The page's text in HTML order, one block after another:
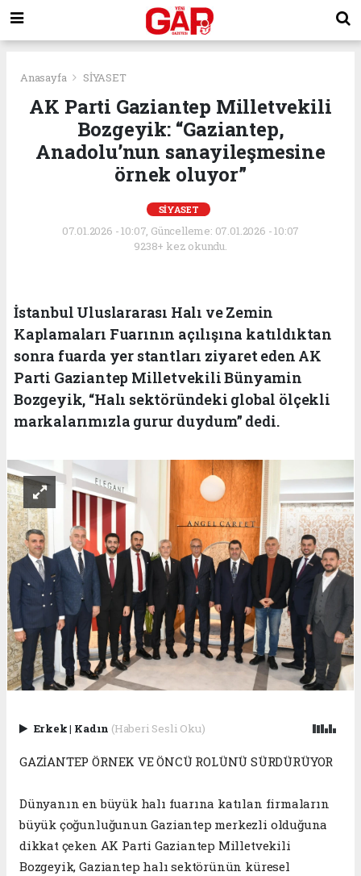
Anasayfa SİYASET
AK Parti Gaziantep Milletvekili
Bozgeyik: “Gaziantep,
Anadolu’nun sanayileşmesine
örnek oluyor”
SİYASET
07.01.2026 - 10:07, Güncelleme: 07.01.2026 - 10:07
9238+ kez okundu.
İstanbul Uluslararası Halı ve Zemin
Kaplamaları Fuarının açılışına katıldıktan
sonra fuarda yer stantları ziyaret eden AK
Parti Gaziantep Milletvekili Bünyamin
Bozgeyik, “Halı sektöründeki global ölçekli
markalarımızla gurur duydum” dedi.
Erkek| Kadın (Haberi Sesli Oku)
GAZİANTEP ÖRNEK VE ÖNCÜ ROLÜNÜ SÜRDÜRÜYOR
Dünyanın en büyük halı fuarına katılan firmaların
büyük çoğunluğunun Gaziantep merkezli olduğuna
dikkat çeken AK Parti Gaziantep Milletvekili
Bozgeyik, Gaziantep halı sektörünün küresel